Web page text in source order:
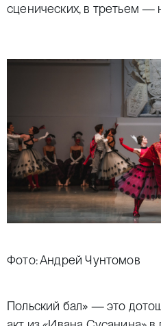
сценических, в третьем —
Фото: Андрей Чунтомов
Польский бал» — это